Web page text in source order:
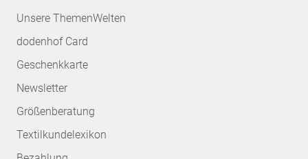
Unsere ThemenWelten
dodenhof Card
Geschenkkarte
Newsletter
Größenberatung
Textilkundelexikon